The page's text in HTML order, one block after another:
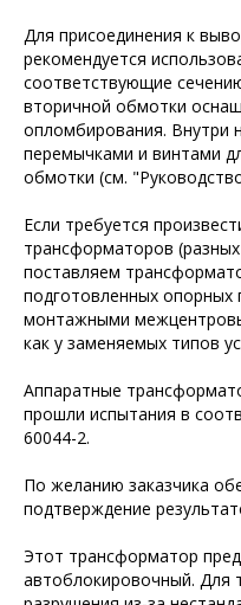
Для присоединения к
рекомендуется
соответствующие
вторичной обмотки
опломбирования. Внутри
перемычками и винтами
обмотки (см.
Если требуется
трансформаторов
поставляем
подготовленных опорных
монтажными
как у заменяемых типов
Аппаратные
прошли испытания в
60044-2.
По желанию заказчика
подтверждение
Этот трансформатор
автоблокировочный. Для